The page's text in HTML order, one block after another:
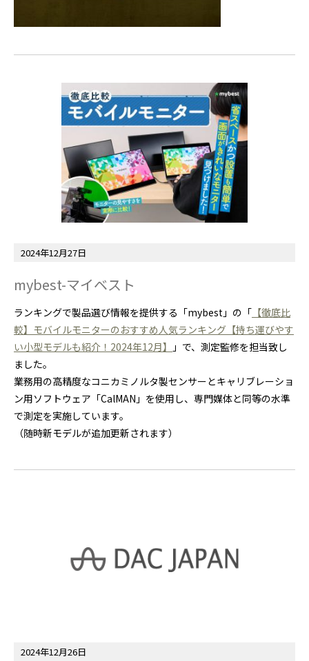
2024年12月27日
mybest-マイベスト
ランキングで製品選び情報を提供する「mybest」の「 【徹底比
較】モバイルモニターのおすすめ人気ランキング【持ち運びやす
い小型モデルも紹介！2024年12月】
」で、測定監修を担当致し
ました。
業務用の高精度なコニカミノルタ製センサーとキャリブレーショ
ン用ソフトウェア「CalMAN」を使用し、専門媒体と同等の水準
で測定を実施しています。
（随時新モデルが追加更新されます）
2024年12月26日